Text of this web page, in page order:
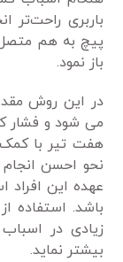
باربری
پیچ به هم
باز نمود.
در این روش
می شود و فشار
هفت تیر با کمک
نحو احسن انجام
عهده این افراد
باشد. استفاده
زیادی در
بیشتر نماید.